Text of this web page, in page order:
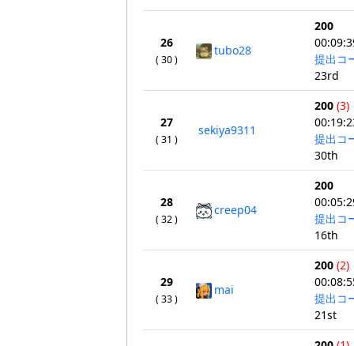
26
( 30 )
tubo28
200
提出コ
23rd
27
( 31 )
sekiya9311
200 (3)
提出コ
30th
28
( 32 )
creep04
200
提出コ
16th
29
( 33 )
mai
200 (2)
提出コ
21st